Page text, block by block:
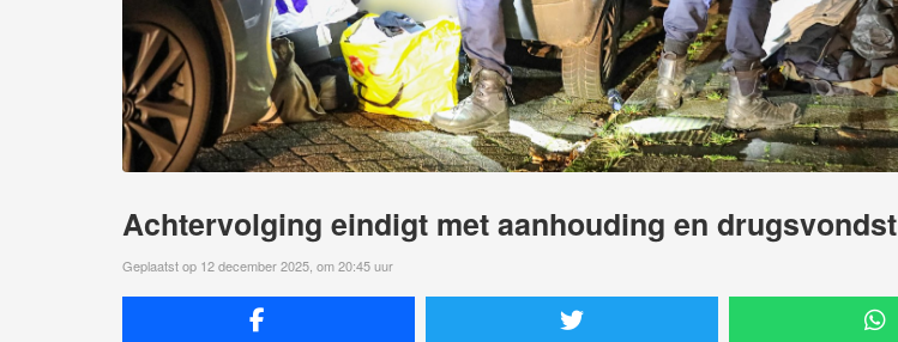
Achtervolging eindigt met aanhouding en drugsvondst
Geplaatst op 12 december 2025, om 20:45 uur